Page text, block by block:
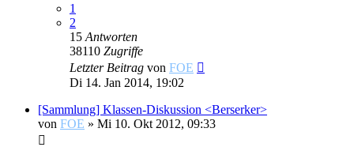
1
2
15 Antworten
38110 Zugriffe
Letzter Beitrag von FOE
Di 14. Jan 2014, 19:02
[Sammlung] Klassen-Diskussion <Berserker>
von FOE » Mi 10. Okt 2012, 09:33